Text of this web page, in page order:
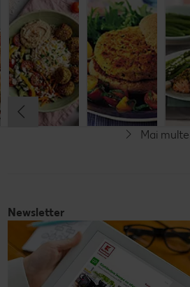
Prăjitură de
mere
nemțească
Cel mult 60 minute
Simplu
Chifteluțe cu
piure de
cartofi și
chives
Cel mult 60 minute
Simplu
Cel
Mai multe
Newsletter